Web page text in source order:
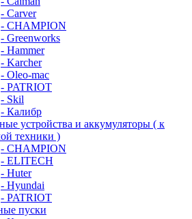
- Carver
- CHAMPION
- Greenworks
- Hammer
- Karcher
- Oleo-mac
- PATRIOT
- Skil
- Калибр
устройства и аккумуляторы ( к
техники )
- CHAMPION
- ELITECH
- Huter
- Hyundai
- PATRIOT
пуски